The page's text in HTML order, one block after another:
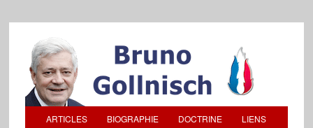
ARTICLES BIOGRAPHIE DOCTRINE LIENS